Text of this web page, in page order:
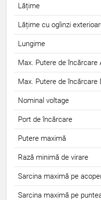
Lățime
Lățime cu oglinzi
Lungime
Max. Putere de încărcare
Max. Putere de încărcare
Nominal voltage
Port de încărcare
Putere maximă
Rază minimă de virare
Sarcina maximă pe
Sarcina maximă pe